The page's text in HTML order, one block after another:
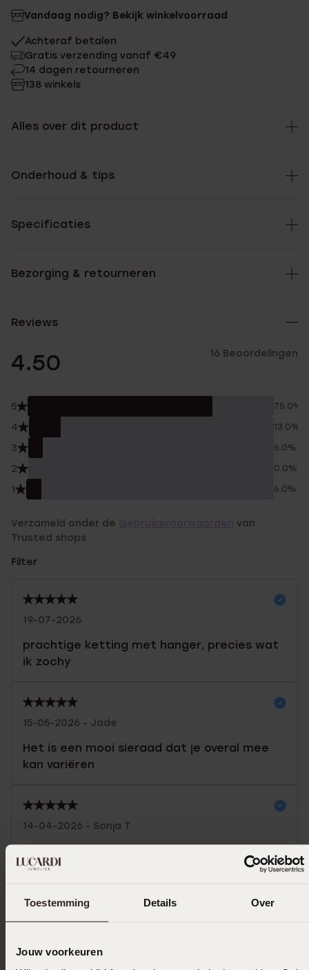
Toestemming Details Over
Jouw voorkeuren
Vandaag nodig? Bekijk winkelvoorraad
Achteraf betalen
Gratis verzending vanaf €49
14 dagen retourneren
138 winkels
Alles over dit product
Onderhoud & tips
Specificaties
Bezorging & retourneren
Reviews
4.50 16 Beoordelingen
5 75.0%
4 13.0%
3 6.0%
2 0.0%
1 6.0%
Verzameld onder de
van
Trusted shops
Filter
19-07-2026
prachtige ketting met hanger, precies wat
ik zochy
15-05-2026 - Jade
Het is een mooi sieraad dat je overal mee
kan variëren
14-04-2026 - Sonja T.
dochter. Zij Maria, is er zo blij mee.. en nog